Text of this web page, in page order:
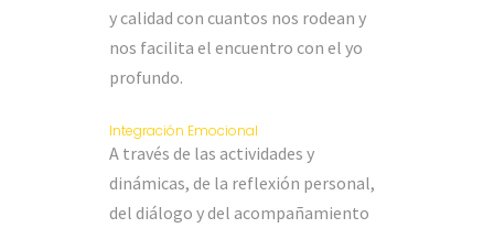
y calidad con cuantos nos rodean y
nos facilita el encuentro con el yo
profundo.
Integración Emocional
A través de las actividades y
dinámicas, de la reflexión personal,
del diálogo y del acompañamiento